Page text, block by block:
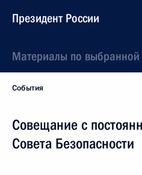
Президент России
Материалы по выбранной
События
Совещание с
Совета Безопасности